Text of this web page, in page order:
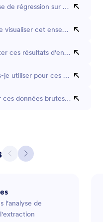
de régression sur mes
visualiser cet ensemble de
ces résultats d'enquête ?
utiliser pour ces données ?
données brutes pour leur
l'analyse de